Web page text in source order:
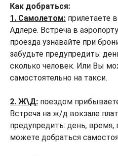
Как добраться:
1. Самолетом: прилетаете
Адлере. Встреча в
проезда узнавайте при
забудьте предупредить:
сколько человек. Или Вы
самостоятельно на такси.
2. Ж\Д: поездом
Встреча на ж/д вокзале
предупредить: день, время,
можете добраться